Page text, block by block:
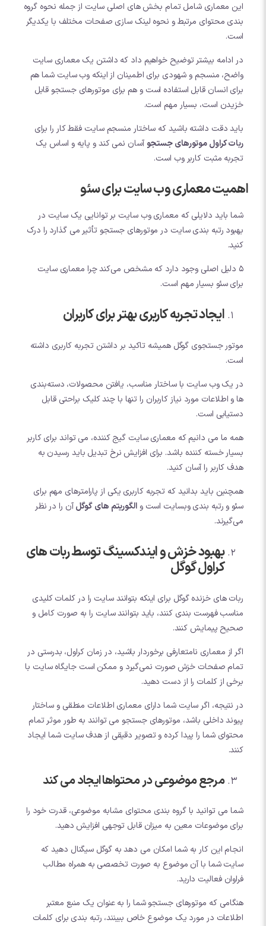
این معماری شامل تمام بخش های اصلی سایت از جمله نحوه گروه
بندی محتوای مرتبط و نحوه لینک سازی صفحات مختلف با یکدیگر
است.
در ادامه بیشتر توضیح خواهیم داد که داشتن یک معماری سایت
واضح، منسجم و شهودی برای اطمینان از اینکه وب سایت شما هم
برای انسان قابل استفاده است و هم برای موتورهای جستجو قابل
خزیدن است، بسیار مهم است.
باید دقت داشته باشید که ساختار منسجم سایت فقط کار را برای
ربات کراول موتورهای جستجو آسان نمی کند و پایه و اساس یک
تجربه مثبت کاربر وب است.
اهمیت معماری وب سایت برای سئو
شما باید دلایلی که معماری وب سایت بر توانایی یک سایت در
بهبود رتبه بندی سایت در موتورهای جستجو تأثیر می گذارد را درک
کنید.
5 دلیل اصلی وجود دارد که مشخص می‌کند چرا معماری سایت
برای سئو بسیار مهم است.
ایجاد تجربه کاربری بهتر برای کاربران
موتور جستجوی گوگل همیشه تاکید بر داشتن تجربه کاربری داشته
است.
در یک وب سایت با ساختار مناسب، یافتن محصولات، دسته‌بندی
ها و اطلاعات مورد نیاز کاربران را تنها با چند کلیک براحتی قابل
دستیابی است.
همه ما می دانیم که معماری سایت گیج کننده، می تواند برای کاربر
بسیار خسته کننده باشد. برای افزایش نرخ تبدیل باید رسیدن به
هدف کاربر را آسان کنید.
همچنین باید بدانید که تجربه کاربری یکی از پارامترهای مهم برای
سئو و رتبه بندی وبسایت است والگوریتم های گوگلآن را در نظر
می‌گیرند.
بهبود خزش و ایندکسینگ توسط ربات های
کراول گوگل
ربات های خزنده گوگل برای اینکه بتوانند سایت را در کلمات کلیدی
مناسب فهرست بندی کنند، باید بتوانند سایت را به صورت کامل و
صحیح پیمایش کنند.
اگر از معماری نامتعارفی برخوردار باشید، در زمان کراول، بدرستی در
تمام صفحات خزش صورت نمی‌گیرد و ممکن است جایگاه سایت با
برخی از کلمات را از دست دهید.
در نتیجه، اگر سایت شما دارای معماری اطلاعات منطقی و ساختار
پیوند داخلی باشد، موتورهای جستجو می توانند به طور موثر تمام
محتوای شما را پیدا کرده و تصویر دقیقی از هدف سایت شما ایجاد
کنند.
مرجع موضوعی در محتواها ایجاد می کند
شما می توانید با گروه بندی محتوای مشابه موضوعی، قدرت خود را
برای موضوعات معین به میزان قابل توجهی افزایش دهید.
انجام این کار به شما امکان می دهد به گوگل سیگنال دهید که
سایت شما با آن موضوع به صورت تخصصی به همراه مطالب
فراوان فعالیت دارید.
هنگامی که موتورهای جستجو شما را به عنوان یک منبع معتبر
اطلاعات در مورد یک موضوع خاص ببینند، رتبه بندی برای کلمات